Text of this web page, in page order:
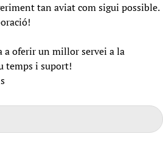
tan aviat com sigui possible.
a oferir un millor servei a la
temps i suport!